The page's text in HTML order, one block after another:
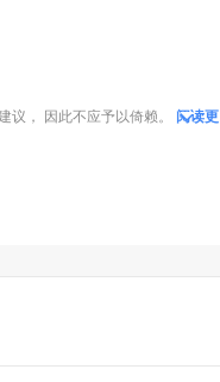
， 因此不应予以倚赖。
阅读更